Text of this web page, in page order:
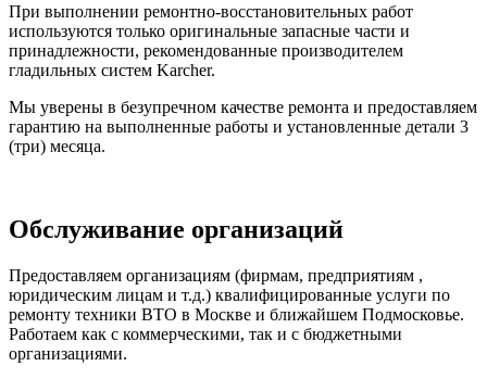
При выполнении ремонтно-восстановительных работ
используются только оригинальные запасные части и
принадлежности, рекомендованные производителем
гладильных систем Karcher.
Мы уверены в безупречном качестве ремонта и предоставляем
гарантию на выполненные работы и установленные детали 3
(три) месяца.
Обслуживание организаций
Предоставляем организациям (фирмам, предприятиям ,
юридическим лицам и т.д.) квалифицированные услуги по
ремонту техники ВТО в Москве и ближайшем Подмосковье.
Работаем как с коммерческими, так и с бюджетными
организациями.